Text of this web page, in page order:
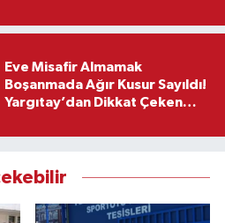
Eve Misafir Almamak
Boşanmada Ağır Kusur Sayıldı!
Yargıtay’dan Dikkat Çeken